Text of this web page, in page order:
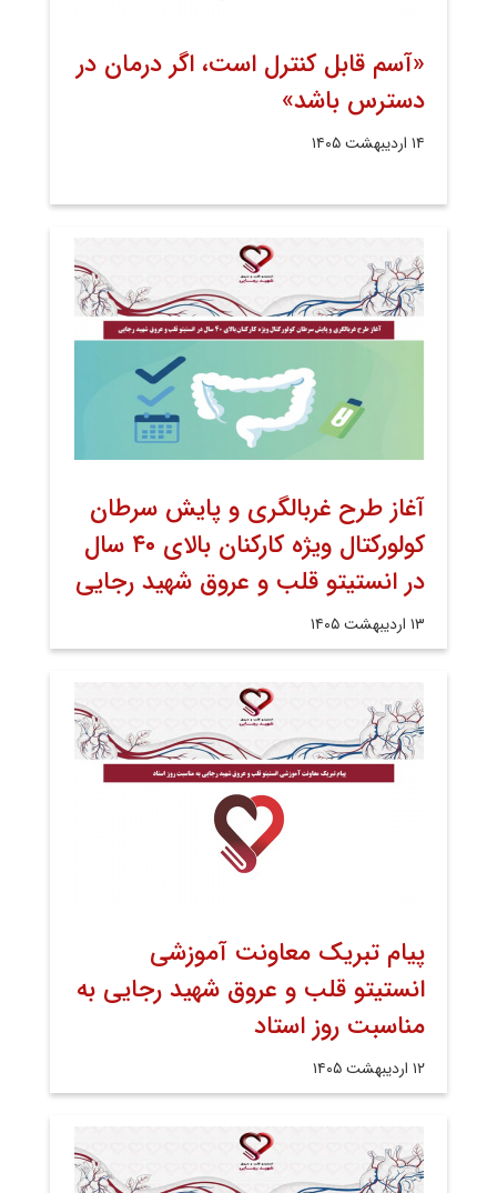
«آسم قابل کنترل است، اگر درمان در
دسترس باشد»
۱۴ اردیبهشت ۱۴۰۵
آغاز طرح غربالگری و پایش سرطان
کولورکتال ویژه کارکنان بالای ۴۰ سال
در انستیتو قلب و عروق شهید رجایی
۱۳ اردیبهشت ۱۴۰۵
پیام تبریک معاونت آموزشی
انستیتو قلب و عروق شهید رجایی به
مناسبت روز استاد
۱۲ اردیبهشت ۱۴۰۵